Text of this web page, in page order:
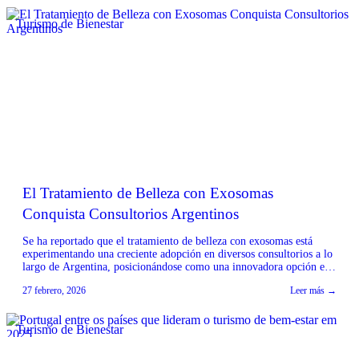
Turismo de Bienestar
El Tratamiento de Belleza con Exosomas
Conquista Consultorios Argentinos
Se ha reportado que el tratamiento de belleza con exosomas está
experimentando una creciente adopción en diversos consultorios a lo
largo de Argentina, posicionándose como una innovadora opción en
27 febrero, 2026 Leer más →
Turismo de Bienestar